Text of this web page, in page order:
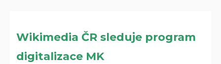
Wikimedia ČR sleduje program
digitalizace MK